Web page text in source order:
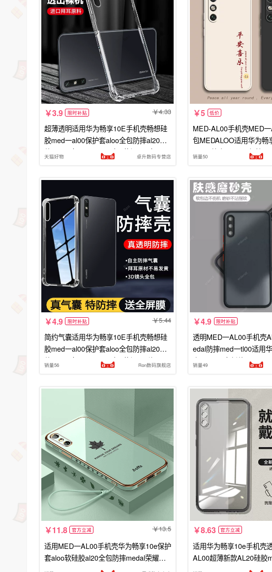
3.9 限时补贴 4.33
超薄透明适用华为畅享10E手机壳畅想硅
胶med一al00保护套aloo全包防摔al20新
款medal女medaloo男十E荣耀e10女
天猫好物 卓升数码专营店
5 低价
MED-AL00手机壳MED
包MEDALOO适用华为畅
AL2O外壳MEDTL保护
销量50
4.9 限时补贴 5.44
简约气囊适用华为畅享10E手机壳畅想硅
胶med一al00保护套aloo全包防摔al20新
款medal女medaloo男十E荣耀e10潮
销量56 Ron数码旗舰店
4.9 限时补贴
透明MED一AL00手机壳
edal防摔med一tl00适用
套medtl男女新款medaloo
销量49
11.8 官方立减 13.5
适用MED一AL00手机壳华为畅享10e保护
套aloo软硅胶al20全包防摔medal荣耀me
daloo畅想十e10外壳tl男女钢化膜
8.63 官方立减
适用华为畅享10e手机壳
AL00超薄新款AL20硅胶
edaloo女tl全包防摔畅想